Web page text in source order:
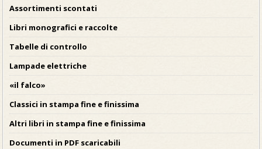
Assortimenti scontati
Libri monografici e raccolte
Tabelle di controllo
Lampade elettriche
«il falco»
Classici in stampa fine e finissima
Altri libri in stampa fine e finissima
Documenti in PDF scaricabili